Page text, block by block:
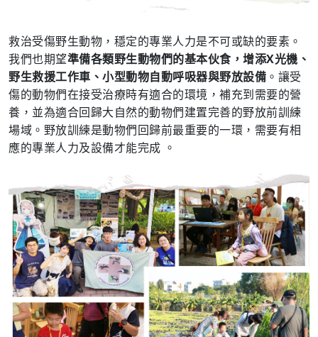
救治受傷野生動物，穩定的專業人力是不可或缺的要素。
我們也期望準備各類野生動物們的基本伙食，增添X光機、
野生救援工作車、小型動物自動呼吸器與野放設備 。讓受
傷的動物們在接受治療時有適合的環境，補充到需要的營
養，並為適合回歸大自然的動物們建置完善的野放前訓練
場域。野放訓練是動物們回歸前最重要的一環，需要有相
應的專業人力及設備才能完成 。